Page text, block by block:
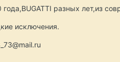
разных лет,из
исключения.